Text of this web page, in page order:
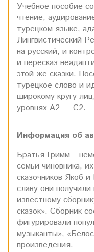
Учебное пособие
чтение,
турецком языке,
Лингвистический
на русский; и
и пересказ
этой же сказки.
турецкое слово и
широкому кругу
уровнях А2 — С2.
Информация об
Братья Гримм –
семьи чиновника,
сказочников Якоб
славу они получили
известному
сказок». Сборник
фигурировали
музыканты»,
произведения.